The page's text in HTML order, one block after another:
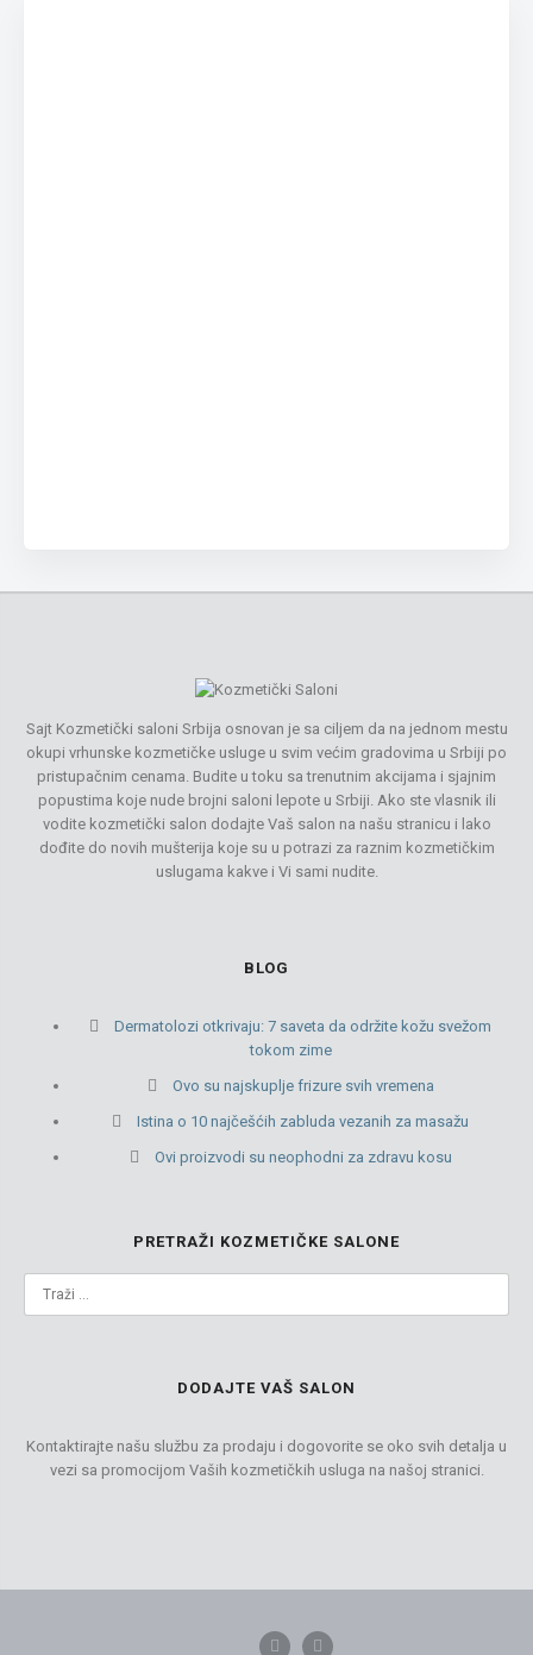
Sajt Kozmetički saloni Srbija osnovan je sa ciljem da na jednom mestu
okupi vrhunske kozmetičke usluge u svim većim gradovima u Srbiji po
pristupačnim cenama. Budite u toku sa trenutnim akcijama i sjajnim
popustima koje nude brojni saloni lepote u Srbiji. Ako ste vlasnik ili
vodite kozmetički salon dodajte Vaš salon na našu stranicu i lako
dođite do novih mušterija koje su u potrazi za raznim kozmetičkim
uslugama kakve i Vi sami nudite.
BLOG
Dermatolozi otkrivaju: 7 saveta da održite kožu svežom
tokom zime
Ovo su najskuplje frizure svih vremena
Istina o 10 najčešćih zabluda vezanih za masažu
Ovi proizvodi su neophodni za zdravu kosu
PRETRAŽI KOZMETIČKE SALONE
DODAJTE VAŠ SALON
Kontaktirajte našu službu za prodaju i dogovorite se oko svih detalja u
vezi sa promocijom Vaših kozmetičkih usluga na našoj stranici.